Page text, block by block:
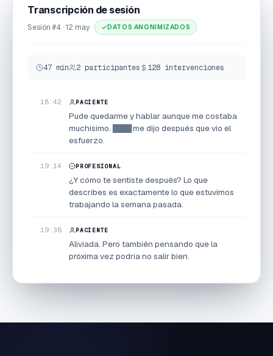
Transcripción de sesión
Sesión #4 · 12 may DATOS ANONIMIZADOS
47 min 2 participantes 128 intervenciones
18:42 PACIENTE
Pude quedarme y hablar aunque me costaba
muchísimo.
me dijo después que vio el
esfuerzo.
19:14 PROFESIONAL
¿Y cómo te sentiste después? Lo que
describes es exactamente lo que estuvimos
trabajando la semana pasada.
19:38 PACIENTE
Aliviada. Pero también pensando que la
próxima vez podría no salir bien.